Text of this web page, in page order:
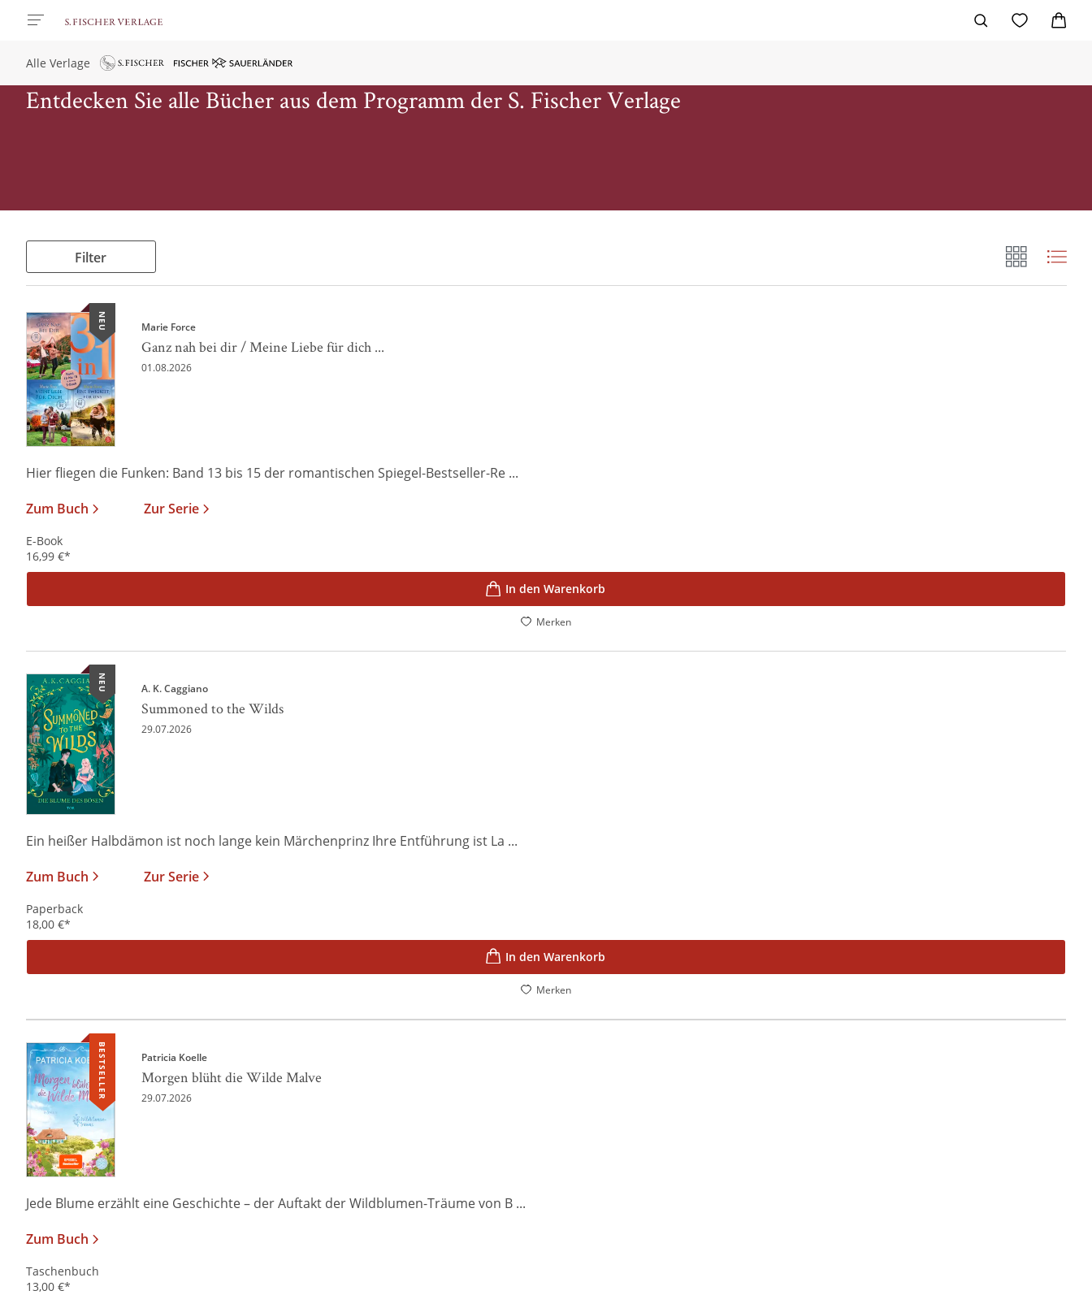
Alle Verlage
Entdecken Sie alle Bücher aus dem Programm der S. Fischer Verlage
Filter
NEU Marie Force
Ganz nah bei dir / Meine Liebe für dich ...
01.08.2026
Hier fliegen die Funken: Band 13 bis 15 der romantischen Spiegel-Bestseller-Re ...
Zum Buch
Zur Serie
E-Book
16,99 €*
In den Warenkorb
Merken
NEU A. K. Caggiano
Summoned to the Wilds
29.07.2026
Ein heißer Halbdämon ist noch lange kein Märchenprinz Ihre Entführung ist La ...
Zum Buch
Zur Serie
Paperback
18,00 €*
In den Warenkorb
Merken
BESTSELLER Patricia Koelle
Morgen blüht die Wilde Malve
29.07.2026
Jede Blume erzählt eine Geschichte – der Auftakt der Wildblumen-Träume von B ...
Zum Buch
Taschenbuch
13,00 €*